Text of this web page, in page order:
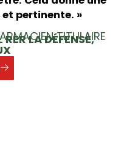
pertinente. »
TITULAIRE
LA DÉFENSE,